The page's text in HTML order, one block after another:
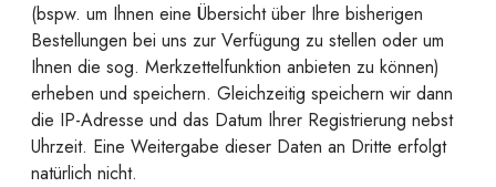
(bspw. um Ihnen eine Übersicht über Ihre bisherigen
Bestellungen bei uns zur Verfügung zu stellen oder um
Ihnen die sog. Merkzettelfunktion anbieten zu können)
erheben und speichern. Gleichzeitig speichern wir dann
die IP-Adresse und das Datum Ihrer Registrierung nebst
Uhrzeit. Eine Weitergabe dieser Daten an Dritte erfolgt
natürlich nicht.